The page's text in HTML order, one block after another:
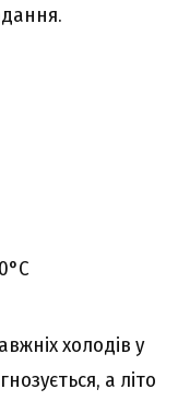
холодів у
а літо